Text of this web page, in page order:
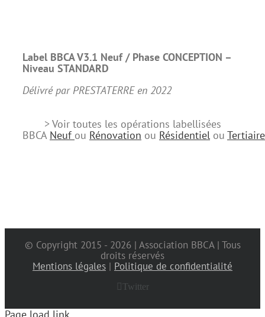
Label BBCA V3.1 Neuf / Phase CONCEPTION –
Niveau STANDARD
Délivré par PRESTATERRE en 2022
> Voir toutes les opérations labellisées
BBCA Neuf ou Rénovation ou Résidentiel ou Tertiaire
© Copyright 2015 - 2026 | Association BBCA | Tous
droits réservés
Mentions légales | Politique de confidentialité
Twitter
Page load link